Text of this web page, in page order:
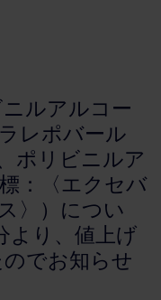
ルアルコー
レポバール
ポリビニルア
：〈エクセバ
〉）につい
より、値上げ
でお知らせ